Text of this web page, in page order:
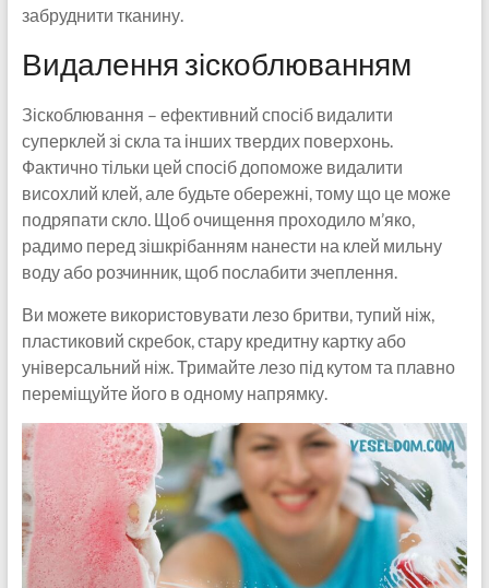
забруднити тканину.
Видалення зіскоблюванням
Зіскоблювання – ефективний спосіб видалити
суперклей зі скла та інших твердих поверхонь.
Фактично тільки цей спосіб допоможе видалити
висохлий клей, але будьте обережні, тому що це може
подряпати скло. Щоб очищення проходило м’яко,
радимо перед зішкрібанням нанести на клей мильну
воду або розчинник, щоб послабити зчеплення.
Ви можете використовувати лезо бритви, тупий ніж,
пластиковий скребок, стару кредитну картку або
універсальний ніж. Тримайте лезо під кутом та плавно
переміщуйте його в одному напрямку.